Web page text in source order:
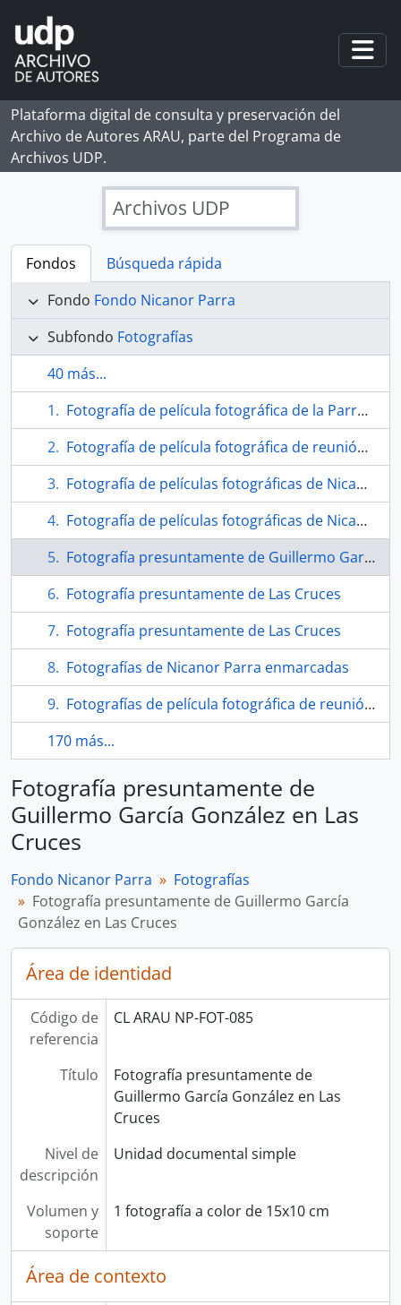
Skip to main content
Plataforma digital de consulta y preservación del
Archivo de Autores ARAU, parte del Programa de
Archivos UDP.
Archivos UDP
Fondos
Búsqueda rápida
Fondo Fondo Nicanor Parra
Subfondo Fotografías
40 más...
Fotografía de película fotográfica de la Parroquia del Cristo de Elqui
Fotografía de película fotográfica de reunión con Nicanor Parra
Fotografía de películas fotográficas de Nicanor Parra
Fotografía de películas fotográficas de Nicanor Parra
Fotografía presuntamente de Guillermo García González en Las Cruces
Fotografía presuntamente de Las Cruces
Fotografía presuntamente de Las Cruces
Fotografías de Nicanor Parra enmarcadas
Fotografías de película fotográfica de reunión con Nicanor Parra
170 más...
Fotografía presuntamente de
Guillermo García González en Las
Cruces
Fondo Nicanor Parra
Fotografías
Fotografía presuntamente de Guillermo García
González en Las Cruces
Área de identidad
Código de
referencia
CL ARAU NP-FOT-085
Título
Fotografía presuntamente de
Guillermo García González en Las
Cruces
Nivel de
descripción
Unidad documental simple
Volumen y
soporte
1 fotografía a color de 15x10 cm
Área de contexto